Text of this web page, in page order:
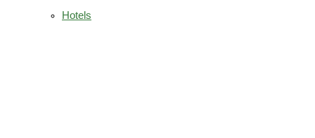
Hotels